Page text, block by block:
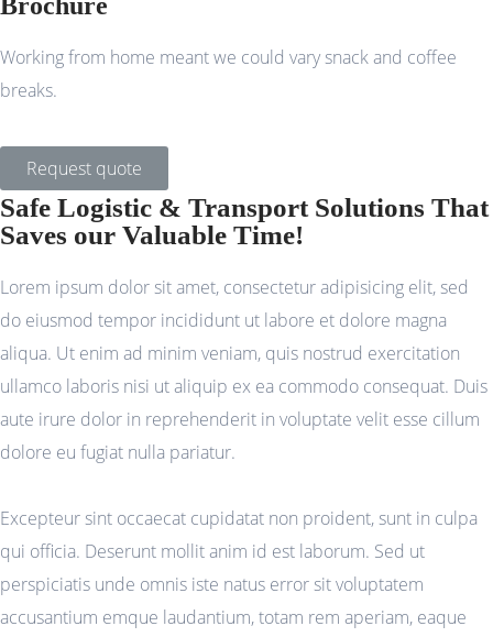
Working from home meant we could vary snack and coffee
breaks.
Request quote
Safe Logistic & Transport Solutions That
Saves our Valuable Time!
Lorem ipsum dolor sit amet, consectetur adipisicing elit, sed
do eiusmod tempor incididunt ut labore et dolore magna
aliqua. Ut enim ad minim veniam, quis nostrud exercitation
ullamco laboris nisi ut aliquip ex ea commodo consequat. Duis
aute irure dolor in reprehenderit in voluptate velit esse cillum
dolore eu fugiat nulla pariatur.
Excepteur sint occaecat cupidatat non proident, sunt in culpa
qui officia. Deserunt mollit anim id est laborum. Sed ut
perspiciatis unde omnis iste natus error sit voluptatem
accusantium emque laudantium, totam rem aperiam, eaque